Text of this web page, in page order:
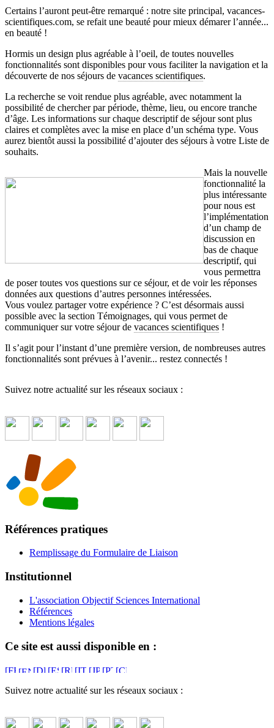
Certains l’auront peut-être remarqué : notre site principal, vacances-
scientifiques.com, se refait une beauté pour mieux démarer l’année...
en beauté !
Hormis un design plus agréable à l’oeil, de toutes nouvelles
fonctionnalités sont disponibles pour vous faciliter la navigation et la
découverte de nos séjours de vacances scientifiques.
La recherche se voit rendue plus agréable, avec notamment la
possibilité de chercher par période, thème, lieu, ou encore tranche
d’âge. Les informations sur chaque descriptif de séjour sont plus
claires et complètes avec la mise en place d’un schéma type. Vous
aurez bientôt aussi la possibilité d’ajouter des séjours à votre Liste de
souhaits.
Mais la nouvelle
fonctionnalité la
plus intéressante
pour nous est
l’implémentation
d’un champ de
discussion en
bas de chaque
descriptif, qui
vous permettra
de poser toutes vos questions sur ce séjour, et de voir les réponses
données aux questions d’autres personnes intéressées.
Vous voulez partager votre expérience ? C’est désormais aussi
possible avec la section Témoignages, qui vous permet de
communiquer sur votre séjour de vacances scientifiques !
Il s’agit pour l’instant d’une première version, de nombreuses autres
fonctionnalités sont prévues à l’avenir... restez connectés !
Suivez notre actualité sur les réseaux sociaux :
Références pratiques
Remplissage du Formulaire de Liaison
Institutionnel
L'association Objectif Sciences International
Références
Mentions légales
Ce site est aussi disponible en :
Suivez notre actualité sur les réseaux sociaux :